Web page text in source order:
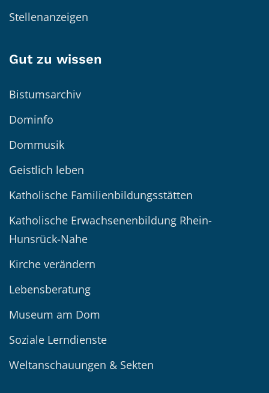
Stellenanzeigen
Gut zu wissen
Bistumsarchiv
Dominfo
Dommusik
Geistlich leben
Katholische Familienbildungsstätten
Katholische Erwachsenenbildung Rhein-
Hunsrück-Nahe
Kirche verändern
Lebensberatung
Museum am Dom
Soziale Lerndienste
Weltanschauungen & Sekten